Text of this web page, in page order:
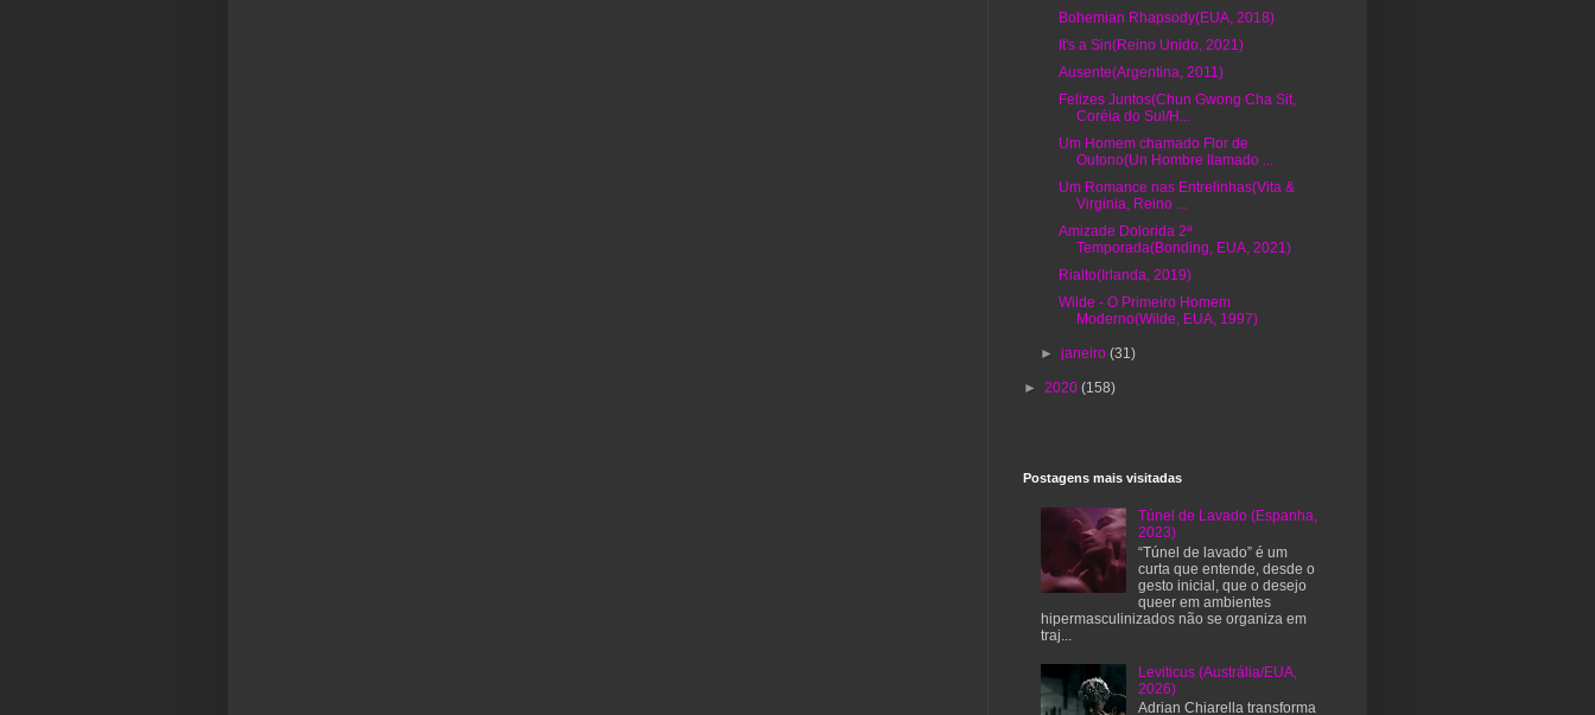
Bohemian Rhapsody(EUA, 2018)
It's a Sin(Reino Unido, 2021)
Ausente(Argentina, 2011)
Felizes Juntos(Chun Gwong Cha Sit,
Coréia do Sul/H...
Um Homem chamado Flor de
Outono(Un Hombre llamado ...
Um Romance nas Entrelinhas(Vita &
Virginia, Reino ...
Amizade Dolorida 2ª
Temporada(Bonding, EUA, 2021)
Rialto(Irlanda, 2019)
Wilde - O Primeiro Homem
Moderno(Wilde, EUA, 1997)
►janeiro(31)
► 2020 (158)
Postagens mais visitadas
Túnel de Lavado (Espanha,
2023)
“Túnel de lavado” é um
curta que entende, desde o
gesto inicial, que o desejo
queer em ambientes
hipermasculinizados não se organiza em
traj...
Leviticus (Austrália/EUA,
2026)
Adrian Chiarella transforma